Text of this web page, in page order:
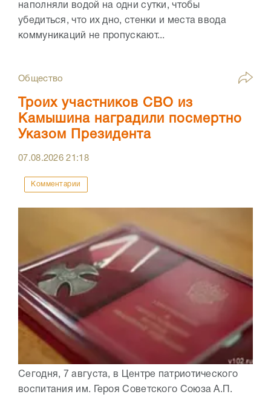
наполняли водой на одни сутки, чтобы
убедиться, что их дно, стенки и места ввода
коммуникаций не пропускают...
Общество
Троих участников СВО из
Камышина наградили посмертно
Указом Президента
07.08.202621:18
Комментарии
Сегодня, 7 августа, в Центре патриотического
воспитания им. Героя Советского Союза А.П.